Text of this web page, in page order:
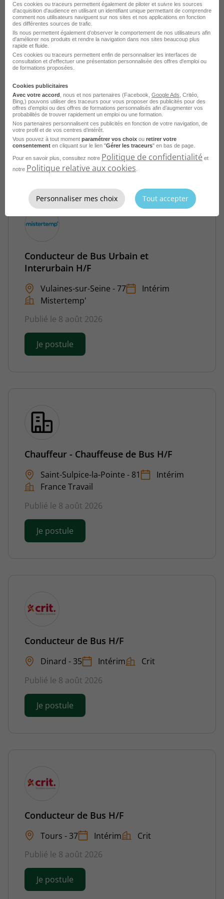
Conducteur de Bus H/F
Saint-Marcellin - 38
Actual group
Publié le 8 août 2026
Je postule
Conducteur de Bus Urbain et
Interurbain H/F
Vulaines-sur-Seine - 77
Intérim
Mistertemp'
Publié le 8 août 2026
Je postule
Chauffeur - Chauffeuse de Bus H/F
Saint-Sulpice-la-Pointe - 81
Intérim
France Travail
Publié le 8 août 2026
Je postule
Conducteur de Bus H/F
Dinard - 35 Intérim
Crit
Publié le 8 août 2026
Je postule
Conducteur de Bus H/F
Tours - 37 Intérim
Crit
Publié le 8 août 2026
Je postule
Ces cookies ou traceurs permettent également de piloter et suivre les sources
d'acquisition d'audience en utilisant un identifiant unique permettant de comprendre
comment nos utilisateurs naviguent sur nos sites et nos applications en fonction
des différentes sources de trafic.
Ils nous permettent également d’observer le comportement de nos utilisateurs afin
d'améliorer nos produits et rendre la navigation dans nos sites beaucoup plus
rapide et fluide.
Ces cookies ou traceurs permettent enfin de personnaliser les interfaces de
consultation et d'effectuer une présentation personnalisée des offres d'emploi ou
de formations proposées.
Cookies publicitaires
Avec votre accord , nous et nos partenaires (Facebook, Google Ads , Critéo,
Bing,) pouvons utiliser des traceurs pour vous proposer des publicités pour des
offres d’emploi ou des offres de formations personnalisés afin d’augmenter vos
probabilités de trouver rapidement un emploi ou une formation.
Nos partenaires personnalisent ces publicités en fonction de votre navigation, de
votre profil et de vos centres d’intérêt.
Vous pouvez à tout moment paramétrer vos choix ou retirer votre
consentement en cliquant sur le lien "Gérer les traceurs" en bas de page.
Pour en savoir plus, consultez notre Politique de confidentialité et
notre Politique relative aux cookies
Personnaliser mes choix Tout accepter